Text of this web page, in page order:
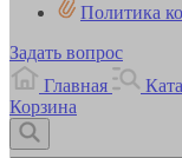
Политика
Задать вопрос
Главная
Корзина